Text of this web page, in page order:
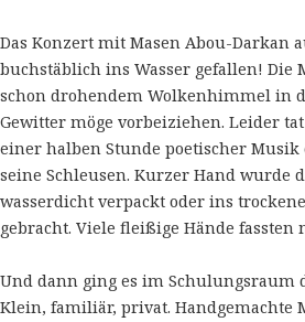
Das Konzert mit Masen Abou-Darkan
buchstäblich ins Wasser gefallen! Die
schon drohendem Wolkenhimmel in
Gewitter möge vorbeiziehen. Leider tat
einer halben Stunde poetischer
seine Schleusen. Kurzer Hand wurde
wasserdicht verpackt oder ins
gebracht. Viele fleißige Hände fassten
Und dann ging es im Schulungsraum
Klein, familiär, privat. Handgemachte